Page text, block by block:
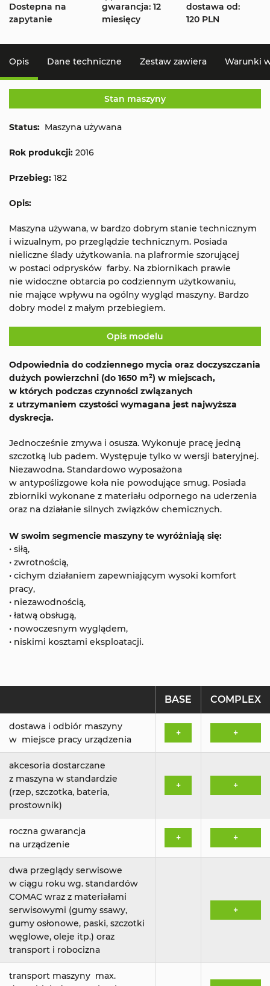
Dostepna na
zapytanie
gwarancja: 12
miesięcy
dostawa od:
120 PLN
Opis Dane techniczne Zestaw zawiera Warunki
Stan maszyny
Status: Maszyna używana
Rok produkcji: 2016
Przebieg: 182
Opis:
Maszyna używana, w bardzo dobrym stanie technicznym
i wizualnym, po przeglądzie technicznym. Posiada
nieliczne ślady użytkowania. na plafrormie szorującej
w postaci odprysków farby. Na zbiornikach prawie
nie widoczne obtarcia po codziennym użytkowaniu,
nie mające wpływu na ogólny wygląd maszyny. Bardzo
dobry model z małym przebiegiem.
Opis modelu
Odpowiednia do codziennego mycia oraz doczyszczania
dużych powierzchni (do 1650 m²) w miejscach,
w których podczas czynności związanych
z utrzymaniem czystości wymagana jest najwyższa
dyskrecja.
Jednocześnie zmywa i osusza. Wykonuje pracę jedną
szczotką lub padem. Występuje tylko w wersji bateryjnej.
Niezawodna. Standardowo wyposażona
w antypoślizgowe koła nie powodujące smug. Posiada
zbiorniki wykonane z materiału odpornego na uderzenia
oraz na działanie silnych związków chemicznych.
W swoim segmencie maszyny te wyróżniają się:
• siłą,
• zwrotnością,
• cichym działaniem zapewniającym wysoki komfort
pracy,
• niezawodnością,
• łatwą obsługą,
• nowoczesnym wyglądem,
• niskimi kosztami eksploatacji.
BASE COMPLEX
dostawa i odbiór maszyny
w miejsce pracy urządzenia
+ +
akcesoria dostarczane
z maszyna w standardzie
(rzep, szczotka, bateria,
prostownik)
+ +
roczna gwarancja
na urządzenie
+ +
dwa przeglądy serwisowe
w ciągu roku wg. standardów
COMAC wraz z materiałami
serwisowymi (gumy ssawy,
gumy osłonowe, paski, szczotki
węglowe, oleje itp.) oraz
transport i robocizna
+
transport maszyny max.